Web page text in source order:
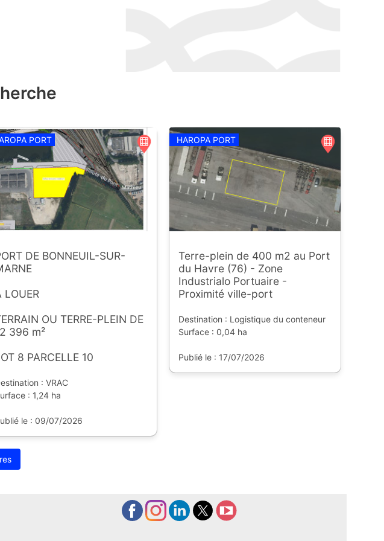
PORT
DE BONNEUIL-SUR-
LOUER
OU TERRE-PLEIN DE
396 m²
8 PARCELLE 10
: VRAC
: 1,24 ha
le : 09/07/2026
HAROPA PORT
Terre-plein de 400 m2 au Port
du Havre (76) - Zone
Industrialo Portuaire -
Proximité ville-port
Destination : Logistique du conteneur
Surface : 0,04 ha
Publié le : 17/07/2026